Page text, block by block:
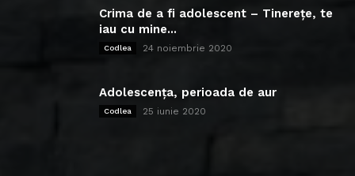
Crima de a fi adolescent – Tinerețe, te
iau cu mine...
Codlea 24 noiembrie 2020
Adolescența, perioada de aur
Codlea 25 iunie 2020